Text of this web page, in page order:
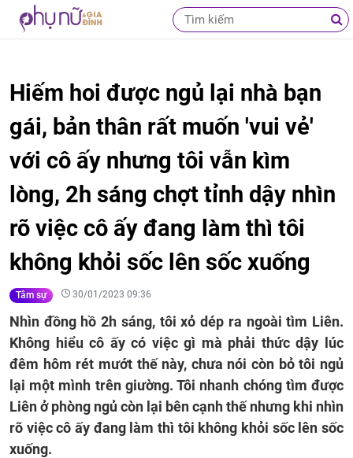
Hiếm hoi được ngủ lại nhà bạn
gái, bản thân rất muốn 'vui vẻ'
với cô ấy nhưng tôi vẫn kìm
lòng, 2h sáng chợt tỉnh dậy nhìn
rõ việc cô ấy đang làm thì tôi
không khỏi sốc lên sốc xuống
Tâm sự 30/01/2023 09:36
Nhìn đồng hồ 2h sáng, tôi xỏ dép ra ngoài tìm Liên.
Không hiểu cô ấy có việc gì mà phải thức dậy lúc
đêm hôm rét mướt thế này, chưa nói còn bỏ tôi ngủ
lại một mình trên giường. Tôi nhanh chóng tìm được
Liên ở phòng ngủ còn lại bên cạnh thế nhưng khi nhìn
rõ việc cô ấy đang làm thì tôi không khỏi sốc lên sốc
xuống.